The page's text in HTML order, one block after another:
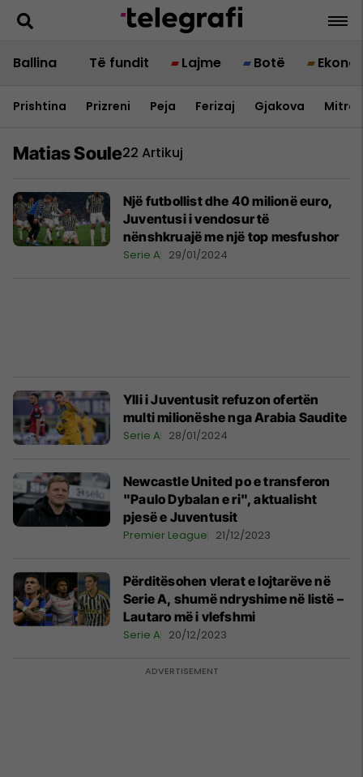
Ballina Të fundit Lajme Botë
Prishtina Prizreni Peja Ferizaj Gjakova
Matias Soule22 Artikuj
Një futbollist dhe 40 milionë euro,
Juventusi i vendosur të
nënshkruajë me një top mesfushor
Serie A 29/01/2024
Ylli i Juventusit refuzon ofertën
multi milionëshe nga Arabia Saudite
Serie A 28/01/2024
Newcastle United po e transferon
"Paulo Dybalan e ri", aktualisht
pjesë e Juventusit
Premier League 21/12/2023
Përditësohen vlerat e lojtarëve në
Serie A, shumë ndryshime në listë –
Lautaro më i vlefshmi
Serie A 20/12/2023